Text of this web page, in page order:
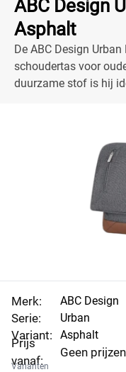
ABC Design
Asphalt
De ABC Design
schoudertas voor
duurzame stof is hij
Merk:
Serie:
Variant:
Prijs
vanaf:
ABC Design
Urban
Asphalt
Geen
Varianten